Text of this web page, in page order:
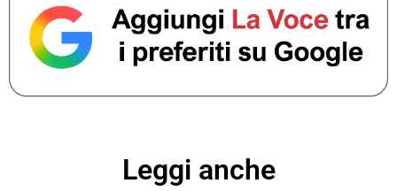
Leggi anche